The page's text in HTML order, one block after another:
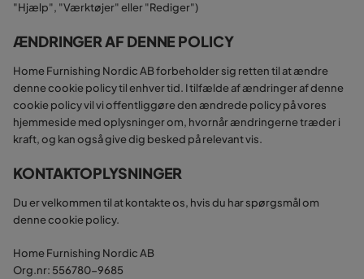
"Hjælp", "Værktøjer" eller "Rediger")
ÆNDRINGER AF DENNE POLICY
Home Furnishing Nordic AB forbeholder sig retten til at ændre
denne cookie policy til enhver tid. I tilfælde af ændringer af denne
cookie policy vil vi offentliggøre den ændrede policy på vores
hjemmeside med oplysninger om, hvornår ændringerne træder i
kraft, og kan også give dig besked på relevant vis.
KONTAKTOPLYSNINGER
Du er velkommen til at kontakte os, hvis du har spørgsmål om
denne cookie policy.
Home Furnishing Nordic AB
Org.nr: 556780-9685